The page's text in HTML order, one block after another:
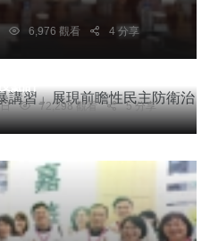
6,976 觀看 4 分享
暴講習」展現前瞻性民主
72,298 觀看 5 分享